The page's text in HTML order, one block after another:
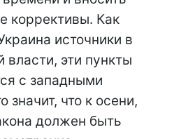
коррективы. Как
источники в
власти, эти пункты
с западными
значит, что к осени,
должен быть